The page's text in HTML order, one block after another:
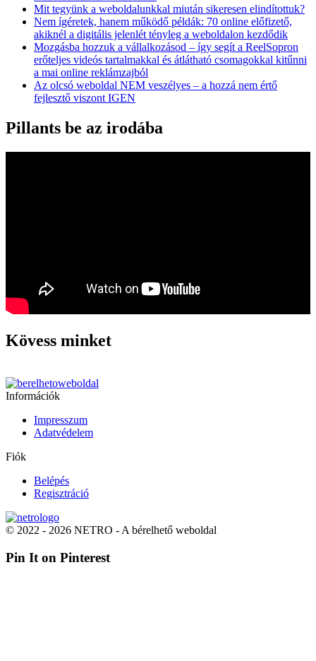
Mit tegyünk a weboldalunkkal miután sikeresen elindítottuk?
Nem ígéretek, hanem működő példák: 70 online előfizető,
akiknél a digitális jelenlét tényleg a weboldalon kezdődik
Mozgásba hozzuk a vállalkozásod – így segít a ReelSopron
erőteljes videós tartalmakkal és átlátható csomagokkal kitűnni
a mai online reklámzajból
Az olcsó weboldal NEM veszélyes – a hozzá nem értő
fejlesztő viszont IGEN
Pillants be az irodába
Kövess minket
Információk
Impresszum
Adatvédelem
Fiók
Belépés
Regisztráció
© 2022 - 2026 NETRO - A bérelhető weboldal
Pin It on Pinterest